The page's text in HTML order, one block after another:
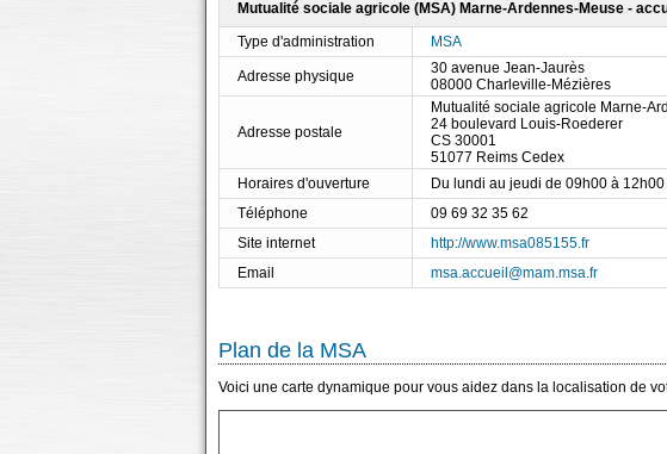
Mutualité sociale agricole (MSA) Marne-Ardennes-Meuse -
Type d'administration
MSA
Adresse physique
30 avenue Jean-Jaurès
08000 Charleville-Mézières
Adresse postale
Mutualité sociale agricole Marne-
24 boulevard Louis-Roederer
CS 30001
51077 Reims Cedex
Horaires d'ouverture
Du lundi au jeudi de 09h00 à
Téléphone
09 69 32 35 62
Site internet
http://www.msa085155.fr
Email
msa.accueil@mam.msa.fr
Plan de la MSA
Voici une carte dynamique pour vous aidez dans la localisation de